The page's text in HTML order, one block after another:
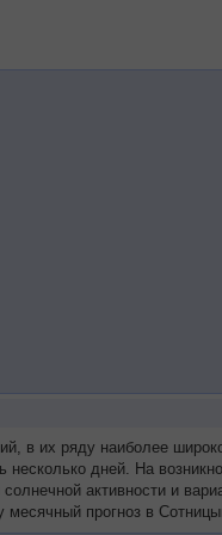
в их ряду наиболее
дней. На
активности и
прогноз в